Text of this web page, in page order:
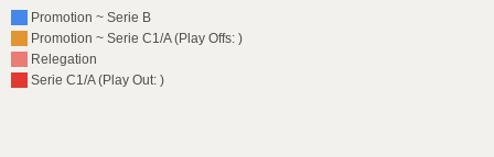
Promotion ~ Serie B
Promotion ~ Serie C1/A (Play Offs: )
Relegation
Serie C1/A (Play Out: )